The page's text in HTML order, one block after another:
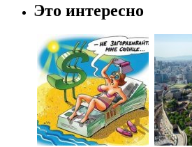
Это интересно